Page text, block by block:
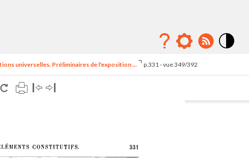
universelles. Préliminaires de l'exposition ... p.331 - vue 349/392